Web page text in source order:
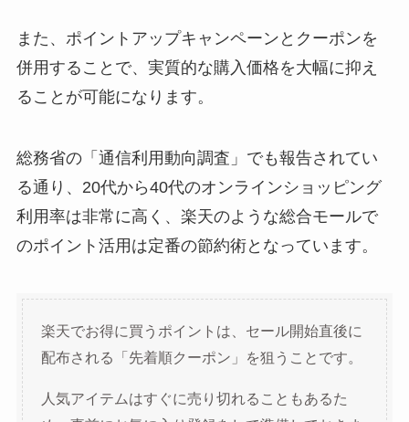
また、ポイントアップキャンペーンとクーポンを
併用することで、実質的な購入価格を大幅に抑え
ることが可能になります。
総務省の「通信利用動向調査」でも報告されてい
る通り、20代から40代のオンラインショッピング
利用率は非常に高く、楽天のような総合モールで
のポイント活用は定番の節約術となっています。
楽天でお得に買うポイントは、セール開始直後に
配布される「先着順クーポン」を狙うことです。
人気アイテムはすぐに売り切れることもあるた